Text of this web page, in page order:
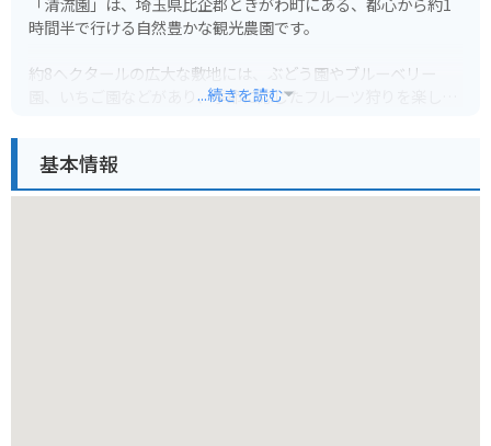
時間半で行ける自然豊かな観光農園です。
約8ヘクタールの広大な敷地には、ぶどう園やブルーベリー
園、いちご園などがあり、季節に応じたフルーツ狩りを楽しむ
です。
...続きを読む
基本情報